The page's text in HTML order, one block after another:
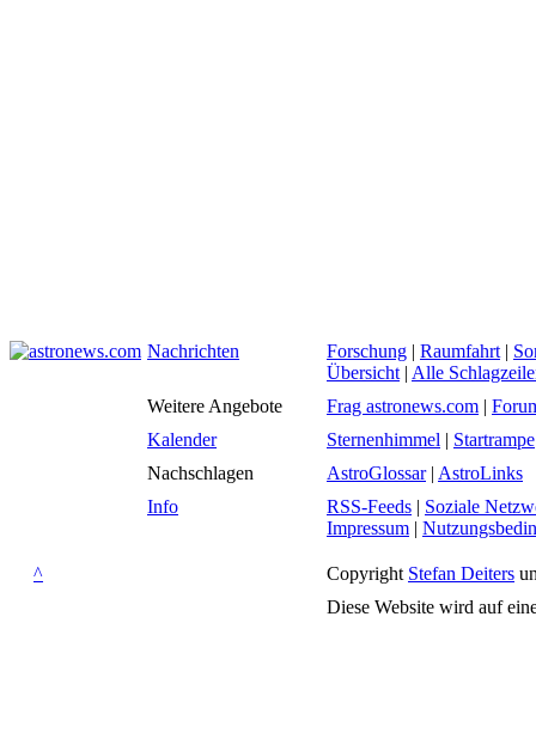
Nachrichten Forschung | Raumfahrt |
Übersicht | Alle
Weitere Angebote
Frag astronews.com |
Kalender
Sternenhimmel | Startrampe
Nachschlagen
AstroGlossar| AstroLinks
Info
RSS-Feeds | Soziale
Impressum |
^ Copyright Stefan Deiters
Diese Website wird auf